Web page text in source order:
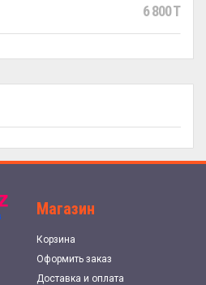
6 800 T
Магазин
Корзина
Оформить заказ
Доставка и оплата